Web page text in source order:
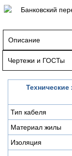
Банковский
Описание
Чертежи и ГОСТы
Тип кабеля
Материал жилы
Изоляция